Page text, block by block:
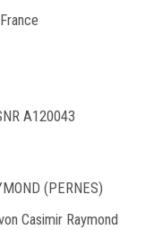
A120043
(PERNES)
Casimir Raymond